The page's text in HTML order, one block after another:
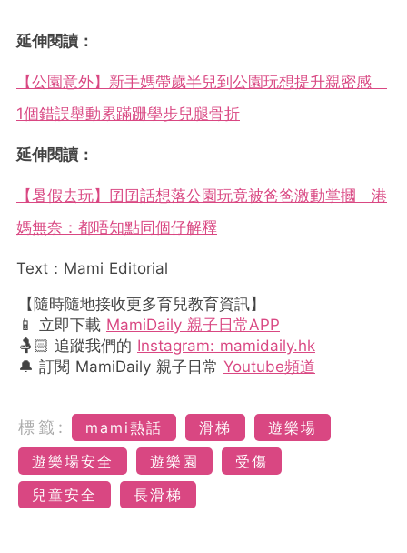
延伸閱讀：
【公園意外】新手媽帶歲半兒到公園玩想提升親密感
1個錯誤舉動累蹣跚學步兒腿骨折
延伸閱讀：
【暑假去玩】囝囝話想落公園玩竟被爸爸激動掌摑 港
媽無奈：都唔知點同個仔解釋
Text：Mami Editorial
【隨時隨地接收更多育兒教育資訊】
📱 立即下載 MamiDaily 親子日常APP
🤱🏻 追蹤我們的 Instagram: mamidaily.hk
🔔 訂閱 MamiDaily 親子日常 Youtube頻道
標籤: mami熱話 滑梯
遊樂場
遊樂場安全
遊樂園
受傷
兒童安全
長滑梯